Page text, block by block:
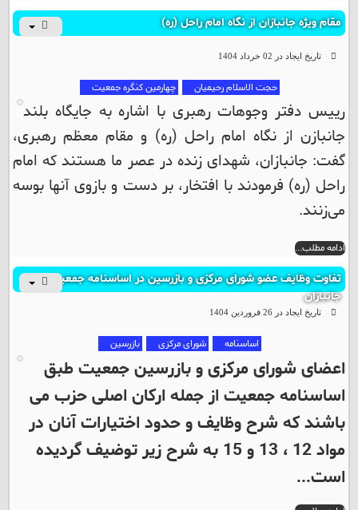
مقام ویژه جانبازان از نگاه امام راحل (ره)
تاریخ ایجاد در 02 خرداد 1404
حجت الاسلام رحیمیان چهارمین کنگره جمعیت
رییس دفتر وجوهات رهبری با اشاره به جایگاه بلند
جانبازن از نگاه امام راحل (ره) و مقام معظم رهبری،
گفت: جانبازان، شهدای زنده در عصر ما هستند که امام
راحل (ره) فرمودند با افتخار، بر دست و بازوی آنها بوسه
می‌زنند.
ادامه مطلب...
تفاوت وظایف عضو شورای مرکزی و بازرسین در اساسنامه جمعیت
جانبازان
تاریخ ایجاد در 26 فروردين 1404
اساسنامه شورای مرکزی بازرسین
اعضای شورای مرکزی و بازرسین جمعیت طبق
اساسنامه جمعیت از جمله ارکان اصلی حزب می
باشند که شرح وظایف و حدود اختیارات آنان در
مواد 12 ، 13 و 15 به شرح زیر توضیف گردیده
است...